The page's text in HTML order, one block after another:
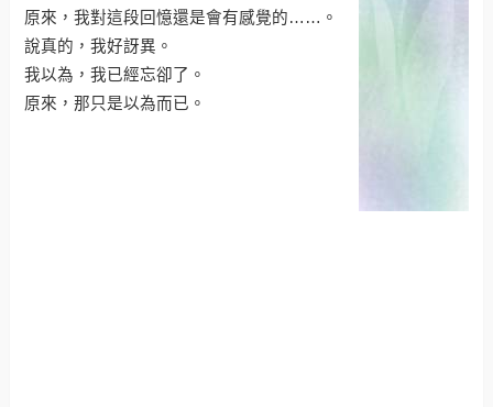
原來，我對這段回憶還是會有感覺的……。
說真的，我好訝異。
我以為，我已經忘卻了。
原來，那只是以為而已。